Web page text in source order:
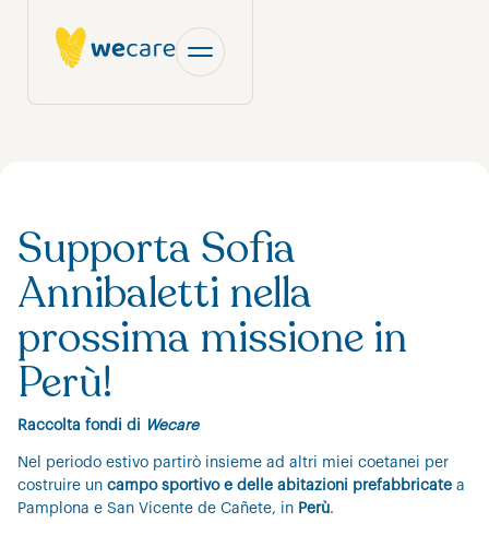
Supporta Sofia
Annibaletti nella
prossima missione in
Perù!
Raccolta fondi di Wecare
Nel periodo estivo partirò insieme ad altri miei coetanei per
costruire un campo sportivo e delle abitazioni prefabbricate a
Pamplona e San Vicente de Cañete, in Perù.